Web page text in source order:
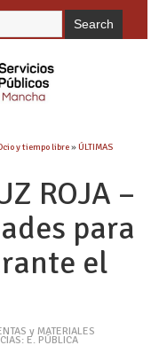
y tiempo libre»ÚLTIMAS
ROJA –
para
el
y MATERIALES
E. PÚBLICA